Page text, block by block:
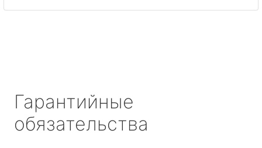
Гарантийные
обязательства